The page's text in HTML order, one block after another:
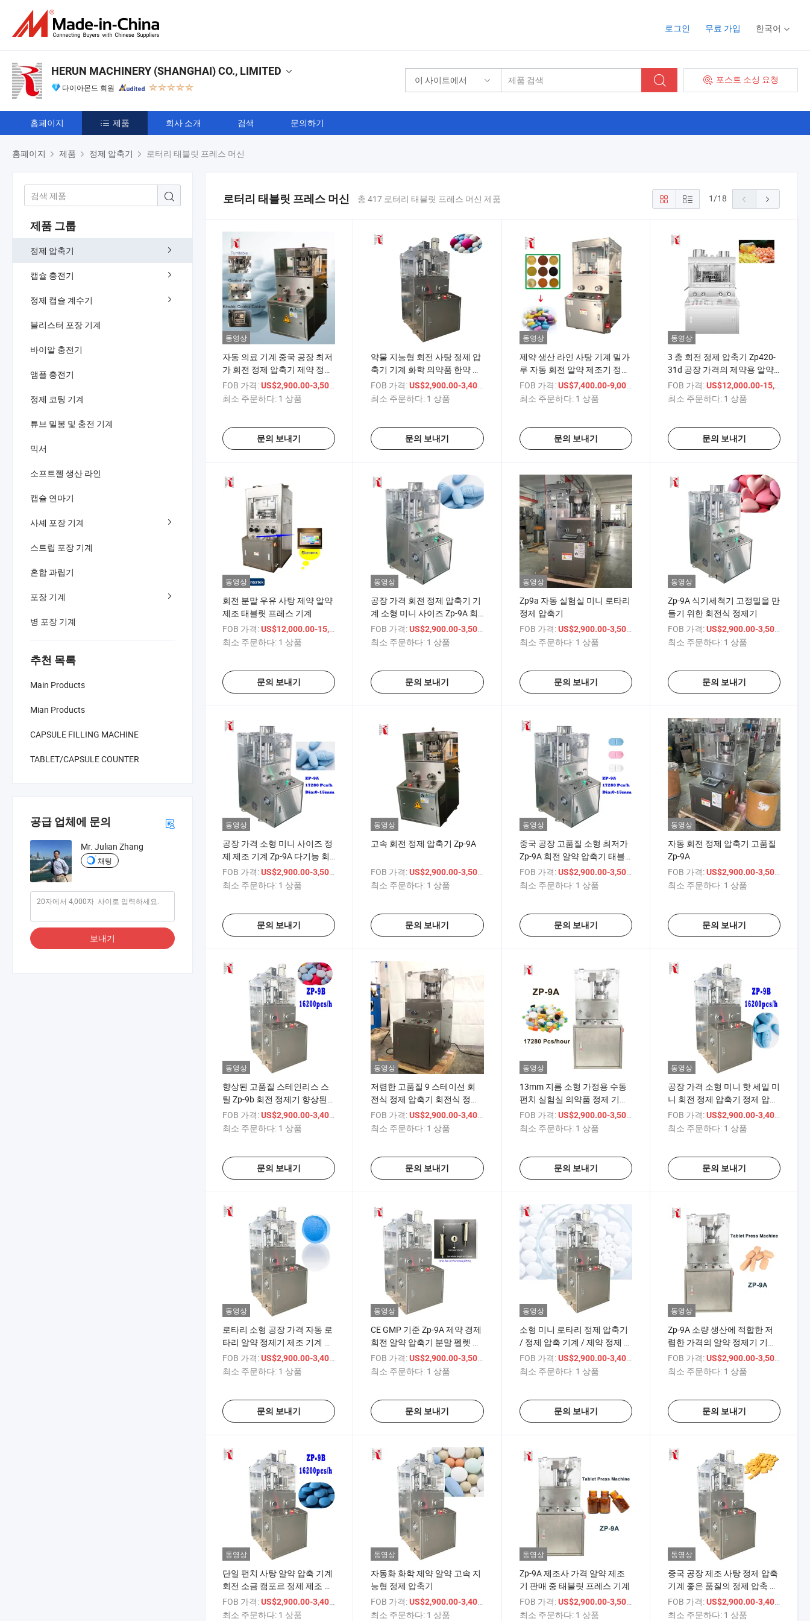
로그인 무료 가입 한국어
이 사이트에서 포스트 소싱 요청
HERUN MACHINERY (SHANGHAI) CO., LIMITED
다이아몬드 회원
홈페이지 제품 회사 소개 검색 문의하기
홈페이지 제품 정제 압축기 로터리 태블릿 프레스 머신
제품 그룹
정제 압축기
캡슐 충전기
정제 캡슐 계수기
블리스터 포장 기계
바이알 충전기
앰플 충전기
정제 코팅 기계
튜브 밀봉 및 충전 기계
믹서
소프트젤 생산 라인
캡슐 연마기
사셰 포장 기계
스트립 포장 기계
혼합 과립기
포장 기계
병 포장 기계
추천 목록
Main Products
Mian Products
CAPSULE FILLING MACHINE
TABLET/CAPSULE COUNTER
공급 업체에 문의
Mr. Julian Zhang
채팅
보내기
로터리 태블릿 프레스 머신 총 417 로터리 태블릿 프레스 머신 제품 1/18
동영상
자동 의료 기계 중국 공장 최저
가 회전 정제 압축기 제약 정제
및 수의학 약품 제조 기계
FOB 가격:US$2,900.00-3,500.00
최소 주문하다: 1 상품
문의 보내기
약물 지능형 회전 사탕 정제 압
축기 기계 화학 의약품 한약 정
제 제조 기계 정제 압축기
FOB 가격: US$2,900.00-3,400.00
최소 주문하다: 1 상품
문의 보내기
동영상
제약 생산 라인 사탕 기계 밀가
루 자동 회전 알약 제조기 정제
압축 기계 알약 정제 압축 기계
FOB 가격: US$7,400.00-9,000.00
최소 주문하다: 1 상품
문의 보내기
동영상
3 층 회전 정제 압축기 Zp420-
31d 공장 가격의 제약용 알약
압축기
FOB 가격: US$12,000.00-15,000.00
최소 주문하다: 1 상품
문의 보내기
동영상
회전 분말 우유 사탕 제약 알약
제조 태블릿 프레스 기계
FOB 가격:US$12,000.00-15,000.00
/ 상품
최소 주문하다: 1 상품
문의 보내기
동영상
공장 가격 회전 정제 압축기 기
계 소형 미니 사이즈 Zp-9A 회
전 정제 압축기 기계
FOB 가격: US$2,900.00-3,500.00
최소 주문하다: 1 상품
문의 보내기
동영상
Zp9a 자동 실험실 미니 로타리
정제 압축기
FOB 가격: US$2,900.00-3,500.00
최소 주문하다: 1 상품
문의 보내기
동영상
Zp-9A 식기세척기 고정밀을 만
들기 위한 회전식 정제기
FOB 가격: US$2,900.00-3,500.00
최소 주문하다: 1 상품
문의 보내기
동영상
공장 가격 소형 미니 사이즈 정
제 제조 기계 Zp-9A 다기능 회
전 정제 압축 기계
FOB 가격:US$2,900.00-3,500.00
최소 주문하다: 1 상품
문의 보내기
동영상
고속 회전 정제 압축기 Zp-9A
FOB 가격: US$2,900.00-3,500.00
최소 주문하다: 1 상품
문의 보내기
동영상
중국 공장 고품질 소형 최저가
Zp-9A 회전 알약 압축기 태블
릿 프레스 기계
FOB 가격: US$2,900.00-3,500.00
최소 주문하다: 1 상품
문의 보내기
동영상
자동 회전 정제 압축기 고품질
Zp-9A
FOB 가격: US$2,900.00-3,500.00
최소 주문하다: 1 상품
문의 보내기
동영상
향상된 고품질 스테인리스 스
틸 Zp-9b 회전 정제기 향상된
회전 정제기 알약 압축기 정제
기
FOB 가격:US$2,900.00-3,400.00
최소 주문하다: 1 상품
문의 보내기
동영상
저렴한 고품질 9 스테이션 회
전식 정제 압축기 회전식 정제
압축기 Zp-9b
FOB 가격: US$2,900.00-3,400.00
최소 주문하다: 1 상품
문의 보내기
동영상
13mm 지름 소형 가정용 수동
펀치 실험실 의약품 정제 기계
Zp-9A
FOB 가격: US$2,900.00-3,500.00
최소 주문하다: 1 상품
문의 보내기
동영상
공장 가격 소형 미니 핫 세일 미
니 회전 정제 압축기 정제 압축
기 회전 정제 알약 압축기
FOB 가격: US$2,900.00-3,400.00
최소 주문하다: 1 상품
문의 보내기
동영상
로타리 소형 공장 가격 자동 로
타리 알약 정제기 제조 기계 정
제기
FOB 가격:US$2,900.00-3,400.00
최소 주문하다: 1 상품
문의 보내기
동영상
CE GMP 기준 Zp-9A 제약 경제
회전 알약 압축기 분말 펠렛 압
축 정제 기계
FOB 가격: US$2,900.00-3,500.00
최소 주문하다: 1 상품
문의 보내기
동영상
소형 미니 로타리 정제 압축기
/ 정제 압축 기계 / 제약 정제 압
축기용 알약 압축기
FOB 가격: US$2,900.00-3,400.00
최소 주문하다: 1 상품
문의 보내기
동영상
Zp-9A 소량 생산에 적합한 저
렴한 가격의 알약 정제기 기계
효율적인 생산을 위한 컴팩트
한 정제기
FOB 가격: US$2,900.00-3,500.00
최소 주문하다: 1 상품
문의 보내기
동영상
단일 펀치 사탕 알약 압축 기계
회전 소금 캠포르 정제 제조 기
계
FOB 가격:US$2,900.00-3,400.00
최소 주문하다: 1 상품
동영상
자동화 화학 제약 알약 고속 지
능형 정제 압축기
FOB 가격: US$2,900.00-3,400.00
최소 주문하다: 1 상품
동영상
Zp-9A 제조사 가격 알약 제조
기 판매 중 태블릿 프레스 기계
FOB 가격: US$2,900.00-3,500.00
최소 주문하다: 1 상품
동영상
중국 공장 제조 사탕 정제 압축
기계 좋은 품질의 정제 압축 기
계
FOB 가격: US$2,900.00-3,400.00
최소 주문하다: 1 상품